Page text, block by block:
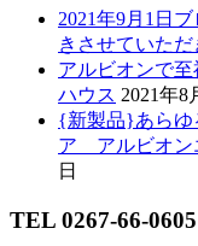
2021年9月1日
きさせていただ
アルビオンで
ハウス 2021年8
{新製品}あらゆ
ア アルビオン
日
TEL 0267-66-0605